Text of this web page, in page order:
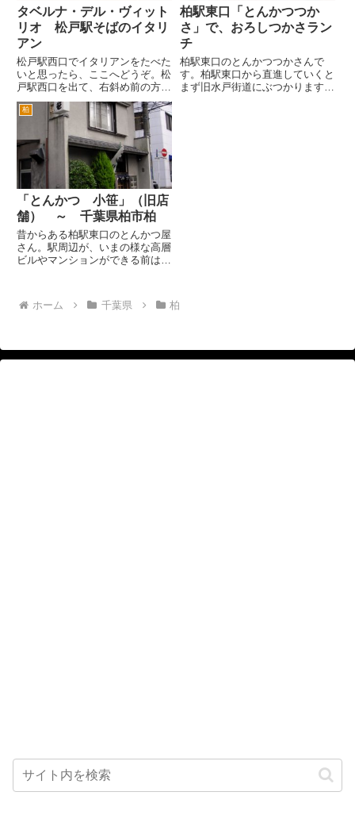
タベルナ・デル・ヴィット
リオ 松戸駅そばのイタリ
アン
松戸駅西口でイタリアンをたべた
いと思ったら、ここへどうぞ。松
戸駅西口を出て、右斜め前の方に
徒歩1分ぐらい歩いた付近にあり
ます。とても近いですよ。この大
きなお皿が目印です。 階段を
登って2階へ。階段は白い壁にイ
タリアっぽい絵が描かれ、ホー
ル...
柏駅東口「とんかつつか
さ」で、おろしつかさラン
チ
柏駅東口のとんかつつかさんで
す。柏駅東口から直進していくと
まず旧水戸街道にぶつかります。
柏
「とんかつ 小笹」（旧店
舗） ～ 千葉県柏市柏
昔からある柏駅東口のとんかつ屋
さん。駅周辺が、いまの様な高層
ビルやマンションができる前は、
前に店舗裏手に高層のマンション
ができたりして、ちょっと浮いた
ホーム 千葉県 柏